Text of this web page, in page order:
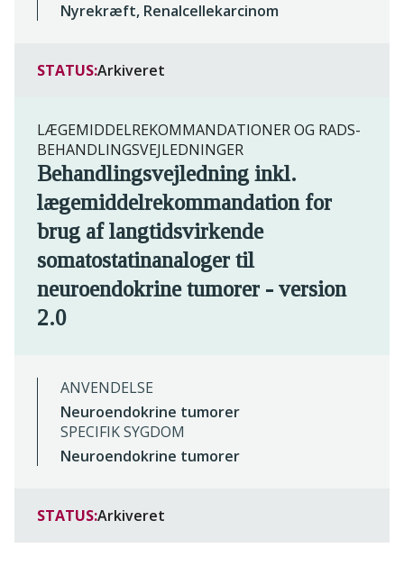
Nyrekræft, Renalcellekarcinom
STATUS:Arkiveret
LÆGEMIDDELREKOMMANDATIONER OG RADS-
BEHANDLINGSVEJLEDNINGER
Behandlingsvejledning inkl.
lægemiddelrekommandation for
brug af langtidsvirkende
somatostatinanaloger til
neuroendokrine tumorer - version
2.0
ANVENDELSE
Neuroendokrine tumorer
SPECIFIK SYGDOM
Neuroendokrine tumorer
STATUS:Arkiveret